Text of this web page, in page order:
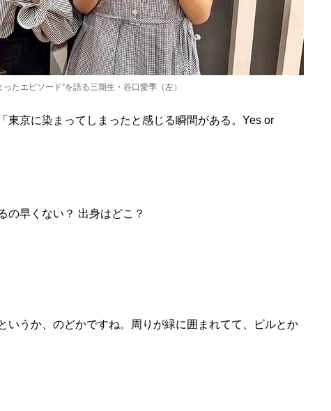
たエピソード”を語る三期生・谷口愛季（左）
東京に染まってしまったと感じる瞬間がある。Yes or
の早くない？ 出身はどこ？
いうか、のどかですね。周りが緑に囲まれてて、ビルとか